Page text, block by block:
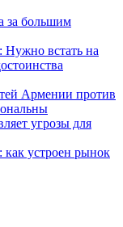
за большим
Нужно встать на
Армении против
угрозы для
устроен рынок